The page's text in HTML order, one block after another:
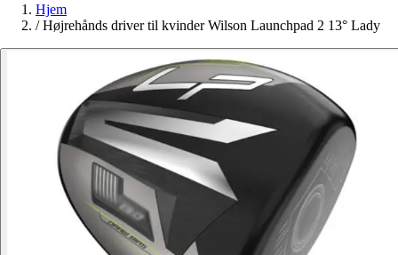
Hjem
/ Højrehånds driver til kvinder Wilson Launchpad 2 13° Lady